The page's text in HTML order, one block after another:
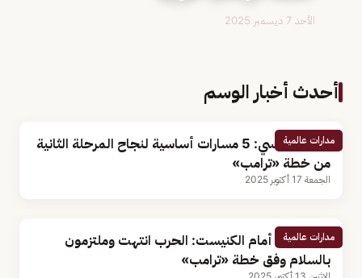
الأحد 7 ديسمبر 2025
أحدث أخبار الوسم
مدارات عالمية
باحث سياسي: 5 مسارات أساسية لنجاح المرحلة الثانية
من خطة «ترامب»
الجمعة 17 أكتوبر 2025
مدارات عالمية
«نتنياهو» أمام الكنيست: الحرب انتهت وملتزمون
بالسلام وفق خطة «ترامب»